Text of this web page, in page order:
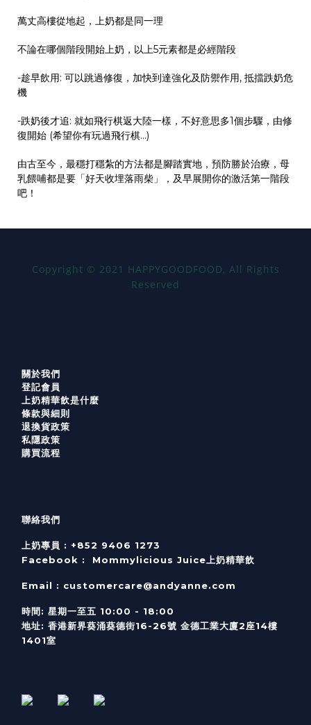
萬丈高樓從地起，上奶都是同一理
不論在哪個階段開始上奶，以上5元素都是必經階段
-趁早飲用: 可以跳過修復，加快到達強化及防禦作用, 抵擋跌奶危
機
-跌奶後才追: 就如飛行棋返大陸一樣，不好意思多1個步驟，由修
復開始 (希望你有玩過飛行棋…)
由古至今，最穩打穩紮的方法都是腳踏實地，預防勝於治療，母
乳餵哺都是要「好天收埋落雨柴」，及早展開你的激活第一階段
吧！
Copyright © 2021 HAPPYGOODFOOD, All Rights
Reserved
關於我們
登記會員
上奶精華飲是什麼
條款與細則
退換貨政策
私隱政策
購買流程
聯絡我們
上奶專員 : +852 9406 1273
Facebook :
Mommylicious Juice上奶精華飲
Email : customercare@andyanne.com
時間: 星期一至五 10:00 - 18:00
地址: 香港新界葵涌葵德街16-26號 金德工業大廈2座14樓
1401室